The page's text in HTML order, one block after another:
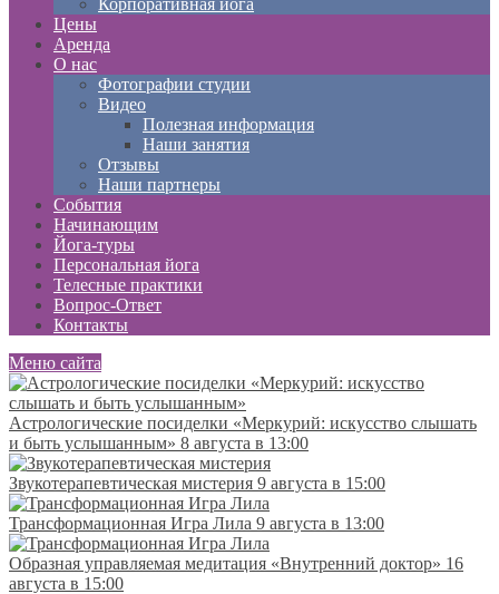
Цены
Аренда
О нас
Фотографии студии
Видео
Полезная информация
Наши занятия
Отзывы
Наши партнеры
События
Начинающим
Йога-туры
Персональная йога
Телесные практики
Вопрос-Ответ
Контакты
Меню сайта
Астрологические посиделки «Меркурий: искусство слышать
и быть услышанным» 8 августа в 13:00
Звукотерапевтическая мистерия 9 августа в 15:00
Трансформационная Игра Лила 9 августа в 13:00
Образная управляемая медитация «Внутренний доктор» 16
августа в 15:00